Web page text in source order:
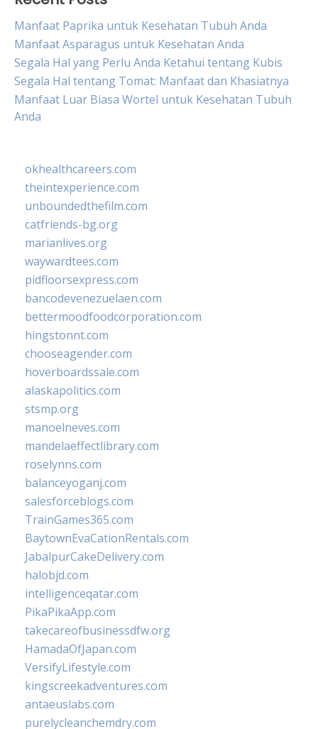
Manfaat Paprika untuk Kesehatan Tubuh Anda
Manfaat Asparagus untuk Kesehatan Anda
Segala Hal yang Perlu Anda Ketahui tentang Kubis
Segala Hal tentang Tomat: Manfaat dan Khasiatnya
Manfaat Luar Biasa Wortel untuk Kesehatan Tubuh
Anda
okhealthcareers.com
theintexperience.com
unboundedthefilm.com
catfriends-bg.org
marianlives.org
waywardtees.com
pidfloorsexpress.com
bancodevenezuelaen.com
bettermoodfoodcorporation.com
hingstonnt.com
chooseagender.com
hoverboardssale.com
alaskapolitics.com
stsmp.org
manoelneves.com
mandelaeffectlibrary.com
roselynns.com
balanceyoganj.com
salesforceblogs.com
TrainGames365.com
BaytownEvaCationRentals.com
JabalpurCakeDelivery.com
halobjd.com
intelligenceqatar.com
PikaPikaApp.com
takecareofbusinessdfw.org
HamadaOfJapan.com
VersifyLifestyle.com
kingscreekadventures.com
antaeuslabs.com
purelycleanchemdry.com